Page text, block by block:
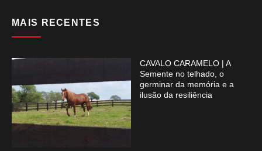
MAIS RECENTES
CAVALO CARAMELO | A
Semente no telhado, o
germinar da memória e a
ilusão da resiliência